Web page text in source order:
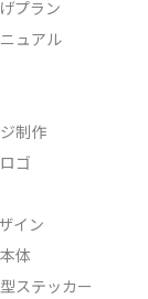
プラン
ュアル
制作
ゴ
イン
体
ステッカー